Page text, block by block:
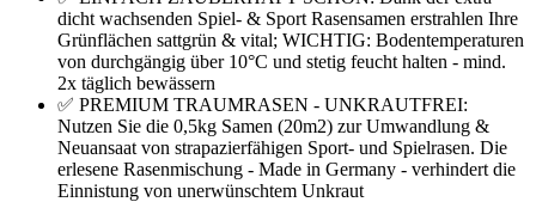
dicht wachsenden Spiel- & Sport Rasensamen erstrahlen Ihre
Grünflächen sattgrün & vital; WICHTIG: Bodentemperaturen
von durchgängig über 10°C und stetig feucht halten - mind.
2x täglich bewässern
✅ PREMIUM TRAUMRASEN - UNKRAUTFREI:
Nutzen Sie die 0,5kg Samen (20m2) zur Umwandlung &
Neuansaat von strapazierfähigen Sport- und Spielrasen. Die
erlesene Rasenmischung - Made in Germany - verhindert die
Einnistung von unerwünschtem Unkraut